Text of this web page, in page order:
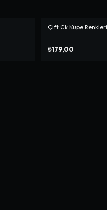
Çift Ok Küpe Renkleri
₺179,00